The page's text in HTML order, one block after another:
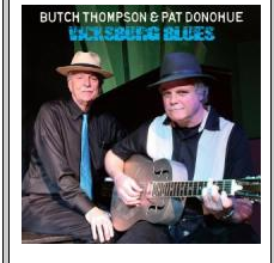
från en ung mans liv